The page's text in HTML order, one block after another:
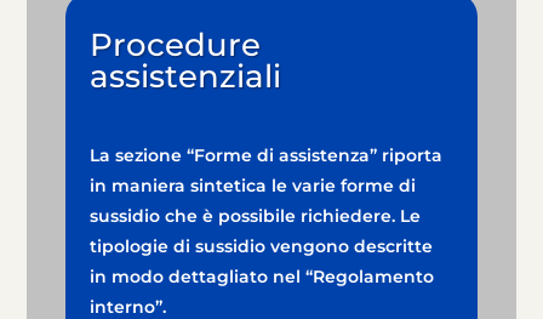
Procedure
assistenziali
La sezione “Forme di assistenza” riporta
in maniera sintetica le varie forme di
sussidio che è possibile richiedere. Le
tipologie di sussidio vengono descritte
in modo dettagliato nel “Regolamento
interno”.